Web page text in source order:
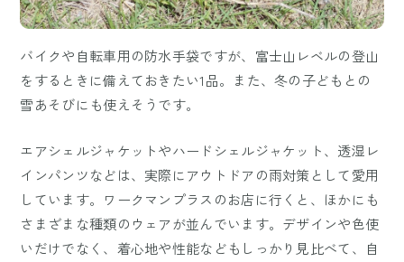
バイクや自転車用の防水手袋ですが、富士山レベルの登山
をするときに備えておきたい1品。また、冬の子どもとの
雪あそびにも使えそうです。
エアシェルジャケットやハードシェルジャケット、透湿レ
インパンツなどは、実際にアウトドアの雨対策として愛用
しています。ワークマンプラスのお店に行くと、ほかにも
さまざまな種類のウェアが並んでいます。デザインや色使
いだけでなく、着心地や性能などもしっかり見比べて、自